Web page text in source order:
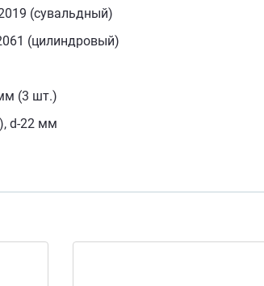
(сувальдный)
(цилиндровый)
(3 шт.)
d-22 мм